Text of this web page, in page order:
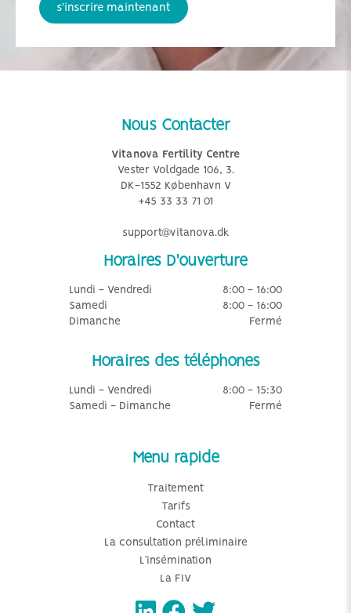
s'inscrire maintenant
Nous Contacter
Vitanova Fertility Centre
Vester Voldgade 106, 3.
DK-1552 København V
+45 33 33 71 01
support@vitanova.dk
Horaires D'ouverture
Lundi - Vendredi
8:00 - 16:00
Samedi
8:00 - 16:00
Dimanche
Fermé
Horaires des téléphones
Lundi - Vendredi
8:00 - 15:30
Samedi - Dimanche
Fermé
Menu rapide
Traitement
Tarifs
Contact
La consultation préliminaire
L’insémination
La FIV